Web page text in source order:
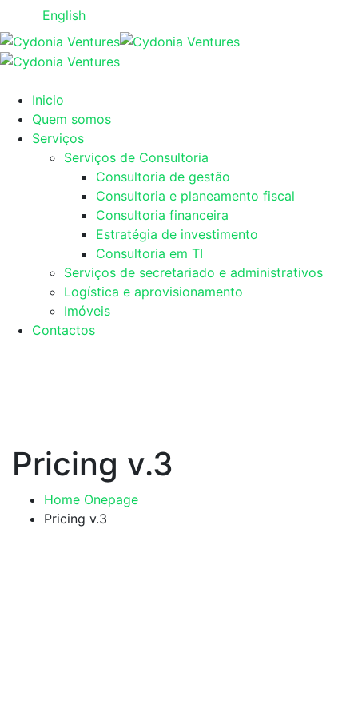
English
Inicio
Quem somos
Serviços
Serviços de Consultoria
Consultoria de gestão
Consultoria e planeamento fiscal
Consultoria financeira
Estratégia de investimento
Consultoria em TI
Serviços de secretariado e administrativos
Logística e aprovisionamento
Imóveis
Contactos
Pricing v.3
Home Onepage
Pricing v.3